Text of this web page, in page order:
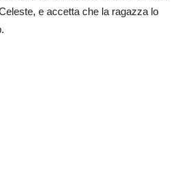
e accetta che la ragazza lo